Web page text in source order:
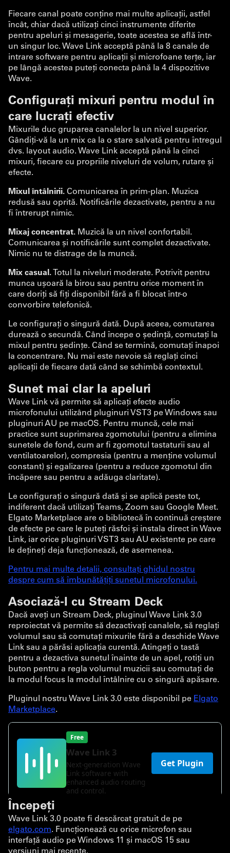
Fiecare canal poate conține mai multe aplicații, astfel
încât, chiar dacă utilizați cinci instrumente diferite
pentru apeluri și mesagerie, toate acestea se află într-
un singur loc. Wave Link acceptă până la 8 canale de
intrare software pentru aplicații și microfoane terțe, iar
pe lângă acestea puteți conecta până la 4 dispozitive
Wave.
Configurați mixuri pentru modul în
care lucrați efectiv
Mixurile duc gruparea canalelor la un nivel superior.
Gândiți-vă la un mix ca la o stare salvată pentru întregul
dvs. layout audio. Wave Link acceptă până la cinci
mixuri, fiecare cu propriile niveluri de volum, rutare și
efecte.
Mixul întâlnirii. Comunicarea în prim-plan. Muzica
redusă sau oprită. Notificările dezactivate, pentru a nu
fi întrerupt nimic.
Mixaj concentrat. Muzică la un nivel confortabil.
Comunicarea și notificările sunt complet dezactivate.
Nimic nu te distrage de la muncă.
Mix casual.Totul la niveluri moderate. Potrivit pentru
munca ușoară la birou sau pentru orice moment în
care doriți să fiți disponibil fără a fi blocat într-o
convorbire telefonică.
Le configurați o singură dată. După aceea, comutarea
durează o secundă. Când începe o ședință, comutați la
mixul pentru ședințe. Când se termină, comutați înapoi
la concentrare. Nu mai este nevoie să reglați cinci
aplicații de fiecare dată când se schimbă contextul.
Sunet mai clar la apeluri
Wave Link vă permite să aplicați efecte audio
microfonului utilizând pluginuri VST3 pe Windows sau
pluginuri AU pe macOS. Pentru muncă, cele mai
practice sunt suprimarea zgomotului (pentru a elimina
sunetele de fond, cum ar fi zgomotul tastaturii sau al
ventilatoarelor), compresia (pentru a menține volumul
constant) și egalizarea (pentru a reduce zgomotul din
încăpere sau pentru a adăuga claritate).
Le configurați o singură dată și se aplică peste tot,
indiferent dacă utilizați Teams, Zoom sau Google Meet.
Elgato Marketplace are o bibliotecă în continuă creștere
de efecte pe care le puteți răsfoi și instala direct în Wave
Link, iar orice pluginuri VST3 sau AU existente pe care
le dețineți deja funcționează, de asemenea.
Pentru mai multe detalii, consultați ghidul nostru
despre cum să îmbunătățiți sunetul microfonului.
Asociază-l cu Stream Deck
Dacă aveți un Stream Deck, pluginul Wave Link 3.0
reproiectat vă permite să dezactivați canalele, să reglați
volumul sau să comutați mixurile fără a deschide Wave
Link sau a părăsi aplicația curentă. Atingeți o tastă
pentru a dezactiva sunetul înainte de un apel, rotiți un
buton pentru a regla volumul muzicii sau comutați de
la modul focus la modul întâlnire cu o singură apăsare.
Pluginul nostru Wave Link 3.0 este disponibil pe Elgato
Marketplace.
Începeți
Wave Link 3.0 poate fi descărcat gratuit de pe
elgato.com. Funcționează cu orice microfon sau
interfață audio pe Windows 11 și macOS 15 sau
versiuni mai recente.